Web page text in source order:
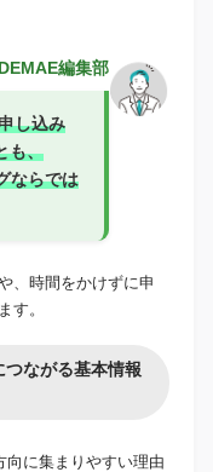
編集部
し込み
も、
ならでは
、時間をかけずに申
す。
ながる基本情報
向に集まりやすい理由